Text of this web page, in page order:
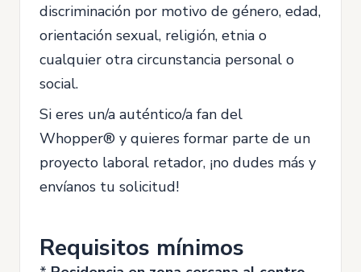
discriminación por motivo de género, edad,
orientación sexual, religión, etnia o
cualquier otra circunstancia personal o
social.
Si eres un/a auténtico/a fan del
Whopper® y quieres formar parte de un
proyecto laboral retador, ¡no dudes más y
envíanos tu solicitud!
Requisitos mínimos